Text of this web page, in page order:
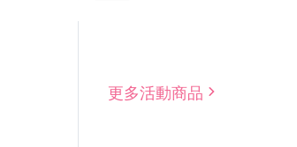
更多活動商品